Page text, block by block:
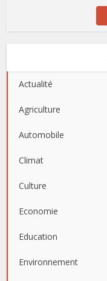
Actualité
Agriculture
Automobile
Climat
Culture
Economie
Education
Environnement